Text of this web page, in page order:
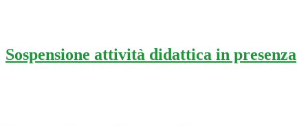
Sospensione attività didattica in presenza